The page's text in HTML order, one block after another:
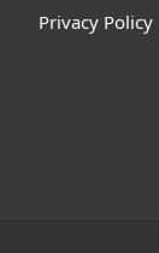
Privacy Policy